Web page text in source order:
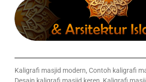
Kaligrafi masjid modern, Contoh kaligrafi